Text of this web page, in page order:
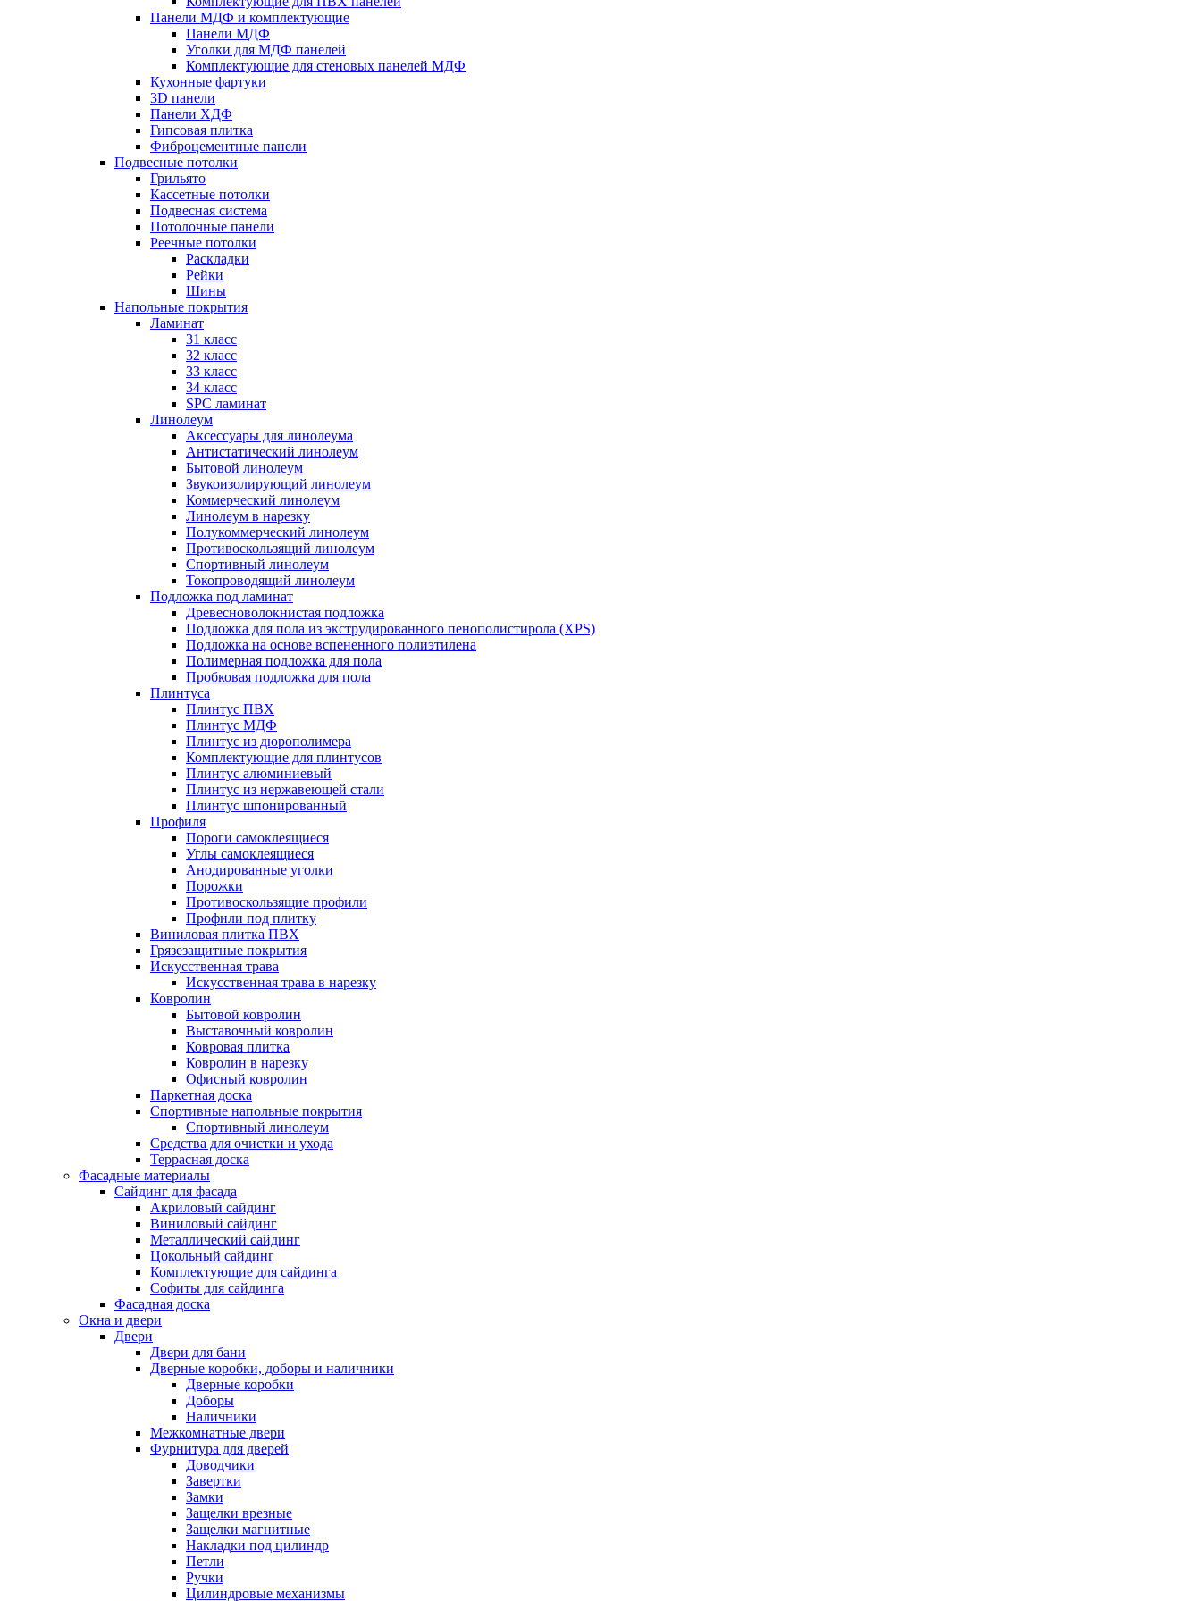
Панели МДФ и комплектующие
Панели МДФ
Уголки для МДФ панелей
Комплектующие для стеновых панелей МДФ
Кухонные фартуки
3D панели
Панели ХДФ
Гипсовая плитка
Фиброцементные панели
Подвесные потолки
Грильято
Кассетные потолки
Подвесная система
Потолочные панели
Реечные потолки
Раскладки
Рейки
Шины
Напольные покрытия
Ламинат
31 класс
32 класс
33 класс
34 класс
SPC ламинат
Линолеум
Аксессуары для линолеума
Антистатический линолеум
Бытовой линолеум
Звукоизолирующий линолеум
Коммерческий линолеум
Линолеум в нарезку
Полукоммерческий линолеум
Противоскользящий линолеум
Спортивный линолеум
Токопроводящий линолеум
Подложка под ламинат
Древесноволокнистая подложка
Подложка для пола из экструдированного пенополистирола (XPS)
Подложка на основе вспененного полиэтилена
Полимерная подложка для пола
Пробковая подложка для пола
Плинтуса
Плинтус ПВХ
Плинтус МДФ
Плинтус из дюрополимера
Комплектующие для плинтусов
Плинтус алюминиевый
Плинтус из нержавеющей стали
Плинтус шпонированный
Профиля
Пороги самоклеящиеся
Углы самоклеящиеся
Анодированные уголки
Порожки
Противоскользящие профили
Профили под плитку
Виниловая плитка ПВХ
Грязезащитные покрытия
Искусственная трава
Искусственная трава в нарезку
Ковролин
Бытовой ковролин
Выставочный ковролин
Ковровая плитка
Ковролин в нарезку
Офисный ковролин
Паркетная доска
Спортивные напольные покрытия
Спортивный линолеум
Средства для очистки и ухода
Террасная доска
Фасадные материалы
Сайдинг для фасада
Акриловый сайдинг
Виниловый сайдинг
Металлический сайдинг
Цокольный сайдинг
Комплектующие для сайдинга
Софиты для сайдинга
Фасадная доска
Окна и двери
Двери
Двери для бани
Дверные коробки, доборы и наличники
Дверные коробки
Доборы
Наличники
Межкомнатные двери
Фурнитура для дверей
Доводчики
Завертки
Замки
Защелки врезные
Защелки магнитные
Накладки под цилиндр
Петли
Ручки
Цилиндровые механизмы